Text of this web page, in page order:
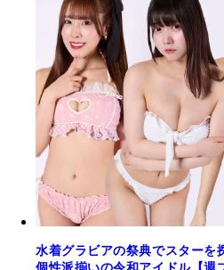
水着グラビアの祭典でスターを